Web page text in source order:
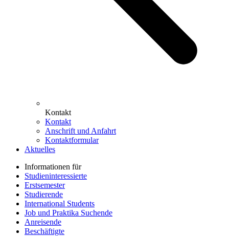
Kontakt
Kontakt
Anschrift und Anfahrt
Kontaktformular
Aktuelles
Informationen für
Studieninteressierte
Erstsemester
Studierende
International Students
Job und Praktika Suchende
Anreisende
Beschäftigte